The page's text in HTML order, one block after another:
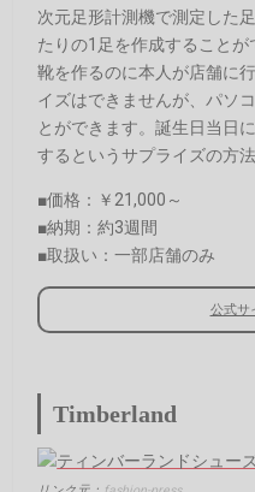
次元足形計測機で測定した
たりの1足を作成することが
靴を作るのに本人が店舗に
イズはできませんが、パソ
とができます。誕生日当日
するというサプライズの方法
■価格：￥21,000～
■納期：約3週間
■取扱い：一部店舗のみ
公式サ
Timberland